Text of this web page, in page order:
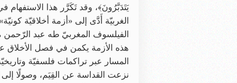
يَتَدَبَّرُونَ﴾، وقد تَكَرَّر هذا
الفيلسوف المغربيّ طه عبد الرّحمن
هذه الأزمة يكمن في فصل الأخلاق
المسار عبر تراكمات فلسفيّة
نزعت القداسة عن القِيَم، وصولًا إلى